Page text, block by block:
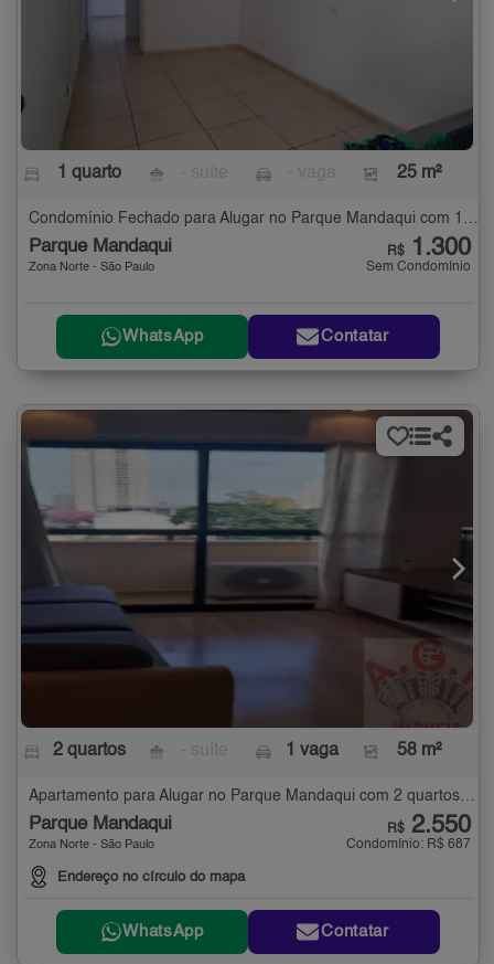
1 quarto 25 m²
Condomínio Fechado para Alugar no Parque Mandaqui com 1 quarto - 25 m²
Parque Mandaqui
Zona Norte - São Paulo
R$ 1.300
Sem Condomínio
WhatsApp Contatar
2 quartos 1 vaga 58 m²
Parque Mandaqui
Zona Norte - São Paulo
Endereço no círculo do mapa
R$ 2.550
Condomínio: R$ 687
WhatsApp Contatar